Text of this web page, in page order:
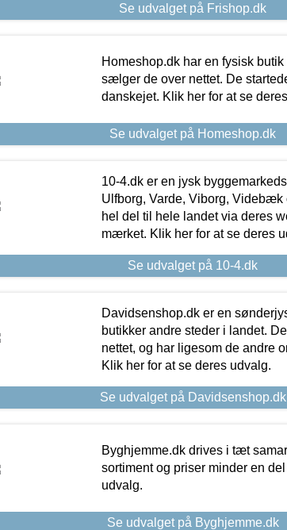
Se udvalget på Frishop.dk
Homeshop.dk har en fysisk
sælger de over nettet. De
danskejet. Klik her for at se
Se udvalget på Homeshop.dk
10-4.dk er en jysk
Ulfborg, Varde, Viborg,
hel del til hele landet via deres
mærket. Klik her for at se deres
Se udvalget på 10-4.dk
Davidsenshop.dk er en
butikker andre steder i landet.
nettet, og har ligesom de andre
Klik her for at se deres udvalg.
Se udvalget på Davidsenshop.dk
Byghjemme.dk drives i tæt
sortiment og priser minder en
udvalg.
Se udvalget på Byghjemme.dk